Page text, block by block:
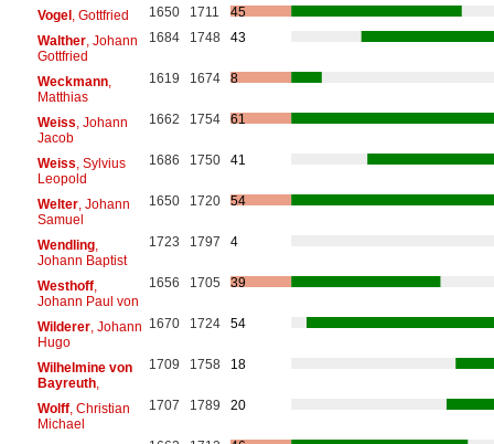
Vogel, Gottfried 1650 1711
45
Walther, Johann
Gottfried
1684 1748 43
Weckmann,
Matthias
1619 1674 8
Weiss , Johann
Jacob
1662 1754 61
Weiss , Sylvius
Leopold
1686 1750 41
Welter, Johann
Samuel
1650 1720 54
Wendling,
Johann Baptist
1723 1797 4
Westhoff,
Johann Paul von
1656 1705 39
Wilderer, Johann
Hugo
1670 1724 54
Wilhelmine von
Bayreuth,
1709 1758 18
Wolff, Christian
Michael
1707 1789 20